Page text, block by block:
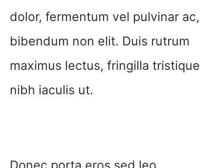
dolor, fermentum vel pulvinar ac,
bibendum non elit. Duis rutrum
maximus lectus, fringilla tristique
nibh iaculis ut.
Donec porta eros sed leo